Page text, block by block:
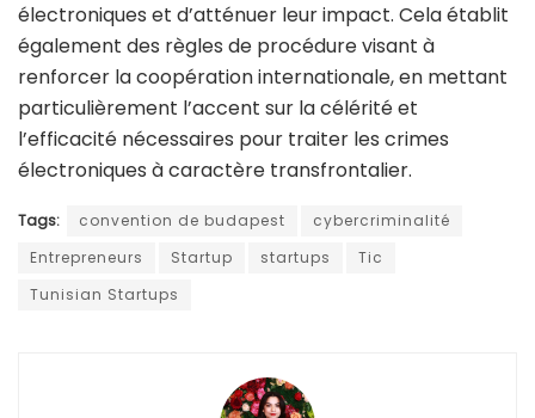
électroniques et d’atténuer leur impact. Cela établit
également des règles de procédure visant à
renforcer la coopération internationale, en mettant
particulièrement l’accent sur la célérité et
l’efficacité nécessaires pour traiter les crimes
électroniques à caractère transfrontalier.
Tags: convention de budapest
cybercriminalité
Entrepreneurs
Startup startups
Tic
Tunisian Startups